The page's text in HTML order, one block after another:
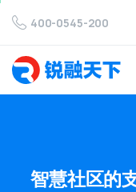
400-0545-200
智慧社区的